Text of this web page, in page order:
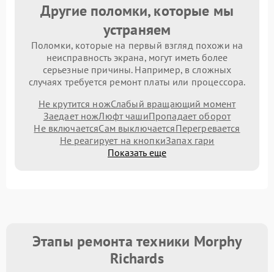
Другие поломки, которые мы
устраняем
Поломки, которые на первый взгляд похожи на
неисправность экрана, могут иметь более
серьезные причины. Например, в сложных
случаях требуется ремонт платы или процессора.
Не крутится ножСлабый вращающий момент
Заедает ножЛюфт чашиПропадает оборот
Не включаетсяСам выключаетсяПерегревается
Не реагирует на кнопкиЗапах гари
Показать еще
Этапы ремонта техники Morphy
Richards